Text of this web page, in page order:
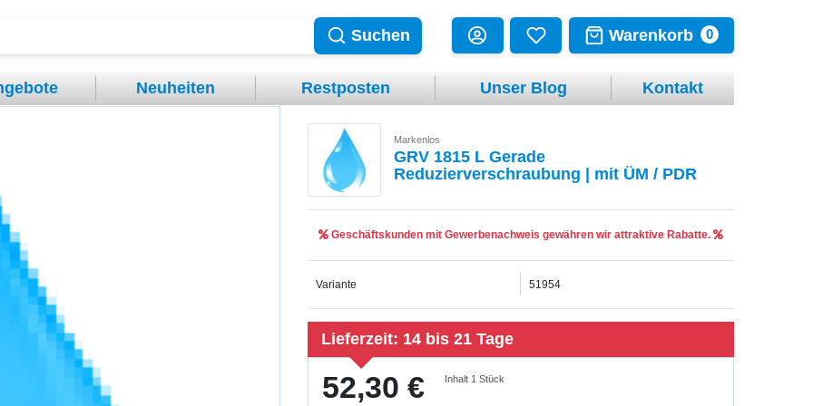
Warenkorb 0
Suchen
Neuheiten Restposten Unser Blog Kontakt
Markenlos
GRV 1815 L Gerade
Reduzierverschraubung | mit ÜM / PDR
Geschäftskunden mit Gewerbenachweis gewähren wir attraktive Rabatte.
Variante 51954
Lieferzeit: 14 bis 21 Tage
52,30 € Inhalt 1Stück